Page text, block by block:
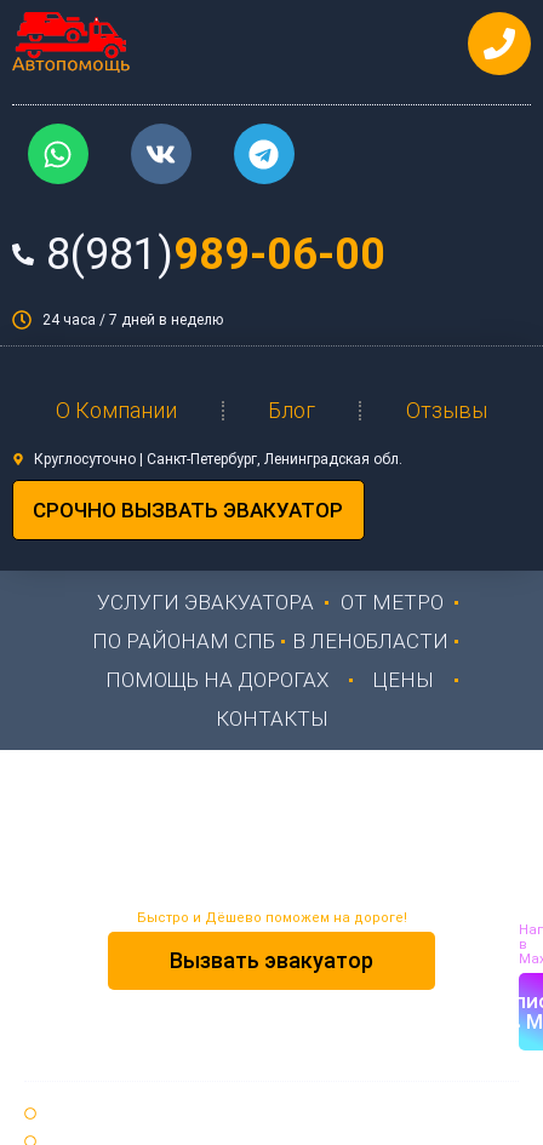
Перейти
W
h
t
s
p
p
V
k
T
e
e
g
m
8(981)989-06-00
24 часа / 7 дней в неделю
О Компании Блог Отзывы
Круглосуточно | Санкт-Петербург, Ленинградская обл.
СРОЧНО ВЫЗВАТЬ ЭВАКУАТОР
УСЛУГИ ЭВАКУАТОРА
ОТ МЕТРО
ПО РАЙОНАМ СПБ
В ЛЕНОБЛАСТИ
ПОМОЩЬ НА ДОРОГАХ
ЦЕНЫ
КОНТАКТЫ
Быстро и Дёшево поможем на дороге!
Вызвать эвакуатор
в
в